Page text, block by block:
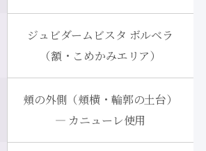
ジュビダームビスタ ボルベラ
（額・こめかみエリア）
頬の外側（頬横・輪郭の土台）
— カニューレ使用